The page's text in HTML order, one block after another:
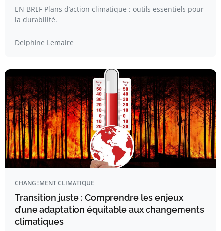
EN BREF Plans d’action climatique : outils essentiels pour
la durabilité.
Delphine Lemaire
CHANGEMENT CLIMATIQUE
Transition juste : Comprendre les enjeux
d’une adaptation équitable aux changements
climatiques